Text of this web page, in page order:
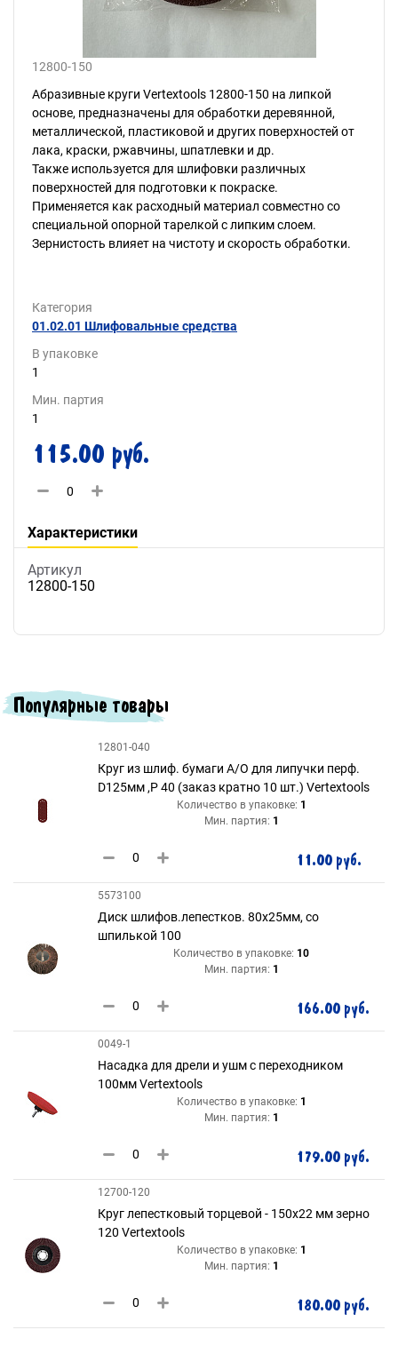
12800-150
Абразивные круги Vertextools 12800-150 на липкой
основе, предназначены для обработки деревянной,
металлической, пластиковой и других поверхностей от
лака, краски, ржавчины, шпатлевки и др.
Также используется для шлифовки различных
поверхностей для подготовки к покраске.
Применяется как расходный материал совместно со
специальной опорной тарелкой с липким слоем.
Зернистость влияет на чистоту и скорость обработки.
Категория
01.02.01 Шлифовальные средства
В упаковке
1
Мин. партия
1
115.00 руб.
Характеристики
Артикул
12800-150
Популярные товары
12801-040
Круг из шлиф. бумаги А/О для липучки перф.
D125мм ,Р 40 (заказ кратно 10 шт.) Vertextools
Количество в упаковке: 1
Мин. партия: 1
11.00 руб.
5573100
Диск шлифов.лепестков. 80х25мм, со
шпилькой 100
Количество в упаковке: 10
Мин. партия: 1
166.00 руб.
0049-1
Насадка для дрели и ушм с переходником
100мм Vertextools
Количество в упаковке: 1
Мин. партия: 1
179.00 руб.
12700-120
Круг лепестковый торцевой - 150х22 мм зерно
120 Vertextools
Количество в упаковке: 1
Мин. партия: 1
180.00 руб.